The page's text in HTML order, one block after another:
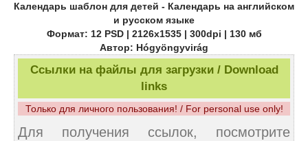
Календарь шаблон для детей - Календарь на английском
и русском языке
Формат: 12 PSD | 2126x1535 | 300dpi | 130 мб
Автор: Hógyöngyvirág
Ссылки на файлы для загрузки / Download
links
Только для личного пользования! / For personal use only!
Для получения ссылок, посмотрите